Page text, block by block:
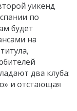
уикенд
по
будет
на
два клуба:
и отстающая